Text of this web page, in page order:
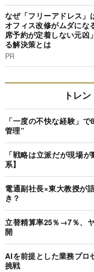
なぜ「フリーアドレス」
オフィス改修がムダにな
席予約が定着しない元凶
る解決策とは
PR
トレ
「一度の不快な経験」
管理”
「戦略は立派だが現場
系】
電通副社長×東大教授が
き？
立替精算率25％→7％、
開
AIを前提とした業務プロ
挑戦